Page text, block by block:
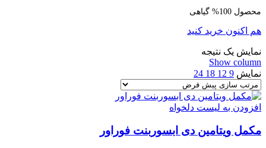
محصول 100% گیاهی
هم اکنون خرید کنید
نمایش یک نتیجه
Show column
نمایش 9
12
18
24
افزودن به لیست دلخواه
مکمل ویتامین دی ابسوربنت فوراور